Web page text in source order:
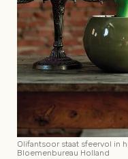
Olifantsoor staat sfeervol in
Bloemenbureau Holland